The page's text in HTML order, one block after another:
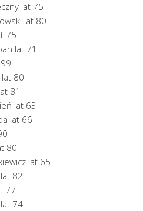
lat 75
lat 80
75
lat 71
80
81
lat 63
lat 66
80
lat 65
82
77
lat 74